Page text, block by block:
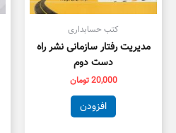
کتب حسابداری
مدیریت رفتار سازمانی نشر راه
دست دوم
20,000تومان
افزودن